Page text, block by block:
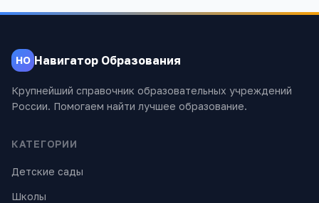
НО Навигатор Образования
Крупнейший справочник образовательных учреждений
России. Помогаем найти лучшее образование.
КАТЕГОРИИ
Детские сады
Школы